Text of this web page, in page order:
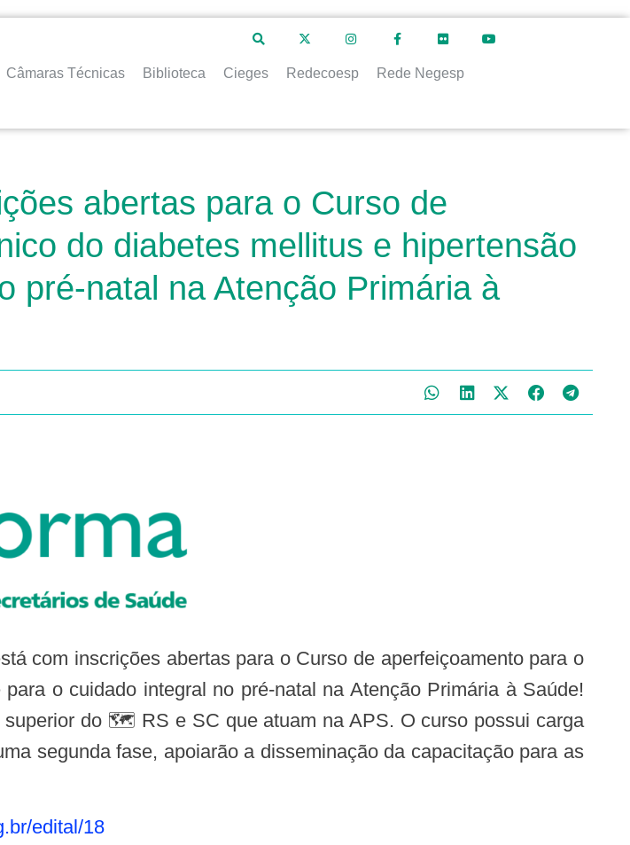
Câmaras Técnicas Biblioteca Cieges Redecoesp Rede Negesp
abertas para o Curso de
do diabetes mellitus e hipertensão
pré-natal na Atenção Primária à
o cuidado integral no pré-natal na Atenção Primária à Saúde!
do 🗺️ RS e SC que atuam na APS. O curso possui carga
segunda fase, apoiarão a disseminação da capacitação para as
edital/18